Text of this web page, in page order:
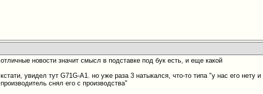
отличные новости значит смысл в подставке под бук есть, и еще какой
кстати, увидел тут G71G-A1. но уже раза 3 натыкался, что-то типа "у нас его нету
производитель снял его с производства"